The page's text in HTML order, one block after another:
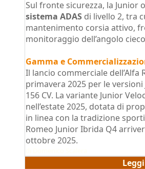
Sul fronte sicurezza, la Junior
sistema ADAS di livello 2, tra
mantenimento corsia attivo,
monitoraggio dell’angolo
Gamma e
Il lancio commerciale dell’Alfa
primavera 2025 per le
156 CV. La variante Junior
nell’estate 2025, dotata di
in linea con la tradizione
Romeo Junior Ibrida Q4
ottobre 2025.